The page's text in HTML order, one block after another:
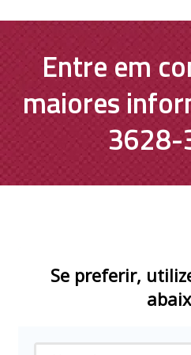
Entre em
maiores